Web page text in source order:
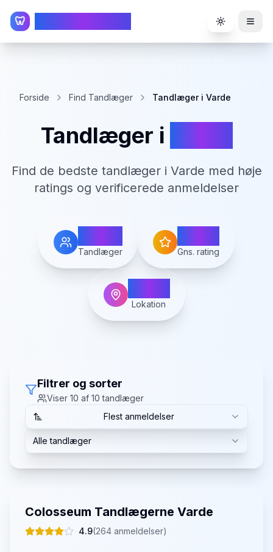
🦷 Toggle
Forside Find Tandlæger Tandlæger i Varde
Tandlæger i
Find de bedste tandlæger i Varde med høje
ratings og verificerede anmeldelser
Tandlæger Gns. rating
Varde
Lokation
Filtrer og sorter
Viser 10 af 10 tandlæger
Flest anmeldelser
Alle tandlæger
Colosseum Tandlægerne Varde
4.9(264 anmeldelser)